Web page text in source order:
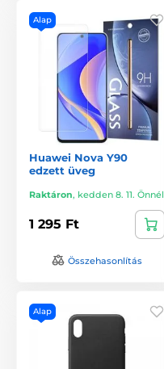
Alap
Huawei Nova Y90
edzett üveg
Raktáron, kedden 8. 11. Önnél
1 295 Ft
Összehasonlítás
Alap